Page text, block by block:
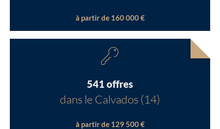
à partir de 160 000 €
541 offres
dans le Calvados (14)
à partir de 129 500 €